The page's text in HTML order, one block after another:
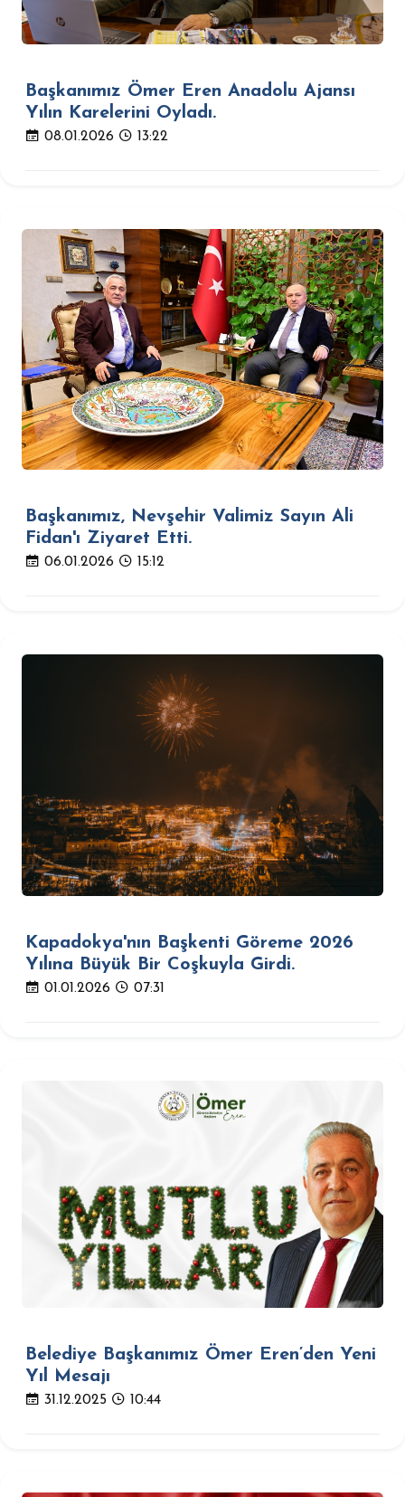
Başkanımız Ömer Eren Anadolu Ajansı
Yılın Karelerini Oyladı.
08.01.2026 13:22
Başkanımız, Nevşehir Valimiz Sayın Ali
Fidan'ı Ziyaret Etti.
06.01.2026 15:12
Kapadokya'nın Başkenti Göreme 2026
Yılına Büyük Bir Coşkuyla Girdi.
01.01.2026 07:31
Belediye Başkanımız Ömer Eren’den Yeni
Yıl Mesajı
31.12.2025 10:44